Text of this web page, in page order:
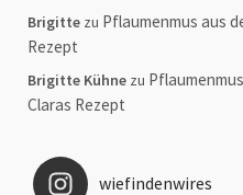
Brigitte zu Pflaumenmus aus
Rezept
Brigitte Kühne zu
Claras Rezept
wiefindenwires